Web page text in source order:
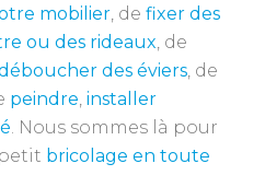
mobilier, de fixer des
ou des rideaux, de
des éviers, de
peindre, installer
. Nous sommes là pour
bricolage en toute